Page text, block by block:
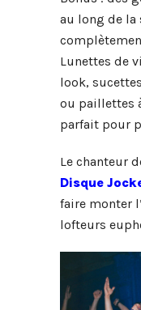
au long de la
Lunettes de
look,
ou paillettes
parfait pour
Le chanteur
Disque
faire monter
lofteurs